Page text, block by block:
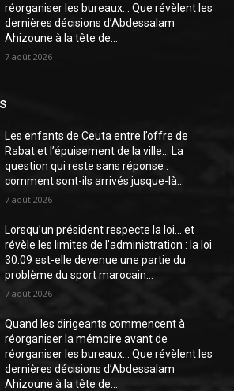
réorganiser les bureaux… Que révèlent les
dernières décisions d’Abdessalam
Ahizoune à la tête de...
7 août 2026
Les enfants de Ceuta entre l’offre de
Rabat et l’épuisement de la ville… La
question qui reste sans réponse :
comment sont-ils arrivés jusque-là...
7 août 2026
Lorsqu’un président respecte la loi… et
révèle les limites de l’administration : la loi
30.09 est-elle devenue une partie du
problème du sport marocain...
7 août 2026
Quand les dirigeants commencent à
réorganiser la mémoire avant de
réorganiser les bureaux… Que révèlent les
dernières décisions d’Abdessalam
Ahizoune à la tête de...